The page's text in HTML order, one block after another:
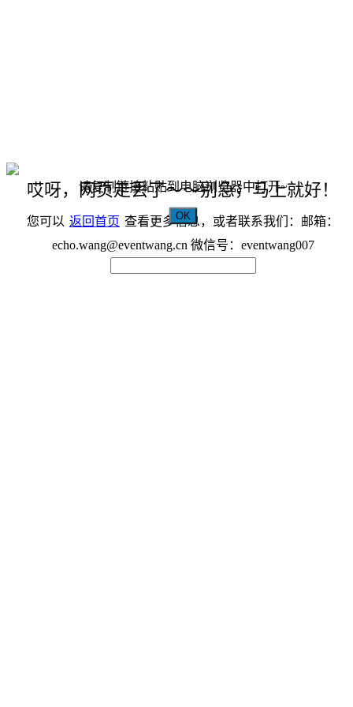
哎呀，网页走丢了～～别急，马上就好！
您可以 返回首页 查看更多信息，或者联系我们：邮箱：
echo.wang@eventwang.cn 微信号：eventwang007
请复制链接粘贴到电脑浏览器中打开~
OK